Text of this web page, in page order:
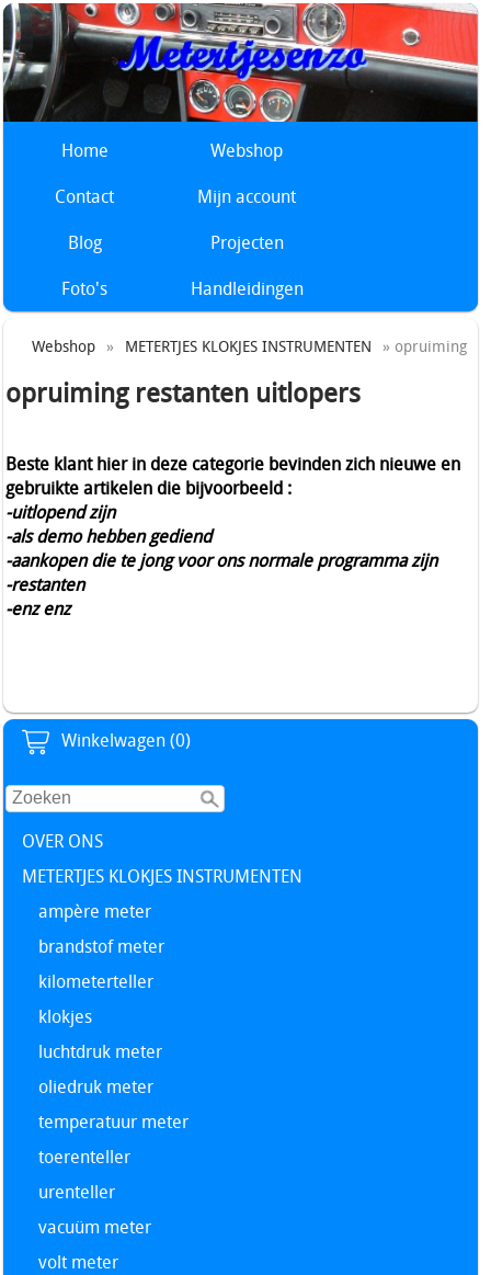
Home
Webshop
Contact
Mijn account
Blog
Projecten
Foto's
Handleidingen
Winkelwagen (0)
OVER ONS
METERTJES KLOKJES INSTRUMENTEN
ampère meter
brandstof meter
kilometerteller
klokjes
luchtdruk meter
oliedruk meter
temperatuur meter
toerenteller
urenteller
vacuüm meter
volt meter
Webshop » METERTJES KLOKJES INSTRUMENTEN » opruiming
opruiming restanten uitlopers
Beste klant hier in deze categorie bevinden zich nieuwe en
gebruikte artikelen die bijvoorbeeld :
-uitlopend zijn
-als demo hebben gediend
-aankopen die te jong voor ons normale programma zijn
-restanten
-enz enz